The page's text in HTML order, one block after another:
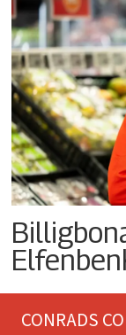
CONRADS